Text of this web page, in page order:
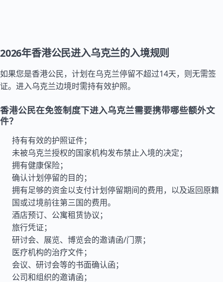
2026年香港公民进入乌克兰的入境规则
如果您是香港公民，计划在乌克兰停留不超过14天，则无需签
证。进入乌克兰边境时需持有效护照。
香港公民在免签制度下进入乌克兰需要携带哪些额外文
件？
持有有效的护照证件；
未被乌克兰授权的国家机构发布禁止入境的决定；
拥有健康保险；
确认计划停留的目的；
拥有足够的资金以支付计划停留期间的费用，以及返回原籍
国或过境前往第三国的费用。
酒店预订、公寓租赁协议；
旅行凭证；
研讨会、展览、博览会的邀请函/门票；
医疗机构的治疗文件；
会议、研讨会等的书面确认函；
公司和组织的邀请函；